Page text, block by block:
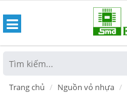
Trang chủ Nguồn vỏ nhựa